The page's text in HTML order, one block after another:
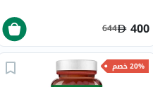
400
644
20% خصم